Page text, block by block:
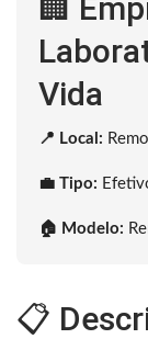
🏢
Vida
📍 Local:
💼 Tipo:
🏠 Modelo:
📋